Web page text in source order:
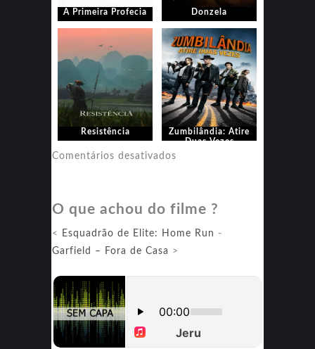
A Primeira Profecia Donzela
Resistência
Zumbilândia: Atire
Duas Vezes
Comentários desativados
Duas
O que achou do filme ?
< Esquadrão de Elite: Home Run -
Garfield – Fora de Casa >